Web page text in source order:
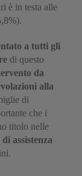
è in testa alle
a tutti gli
di questo
da
alla
di
che i
titolo nelle
assistenza